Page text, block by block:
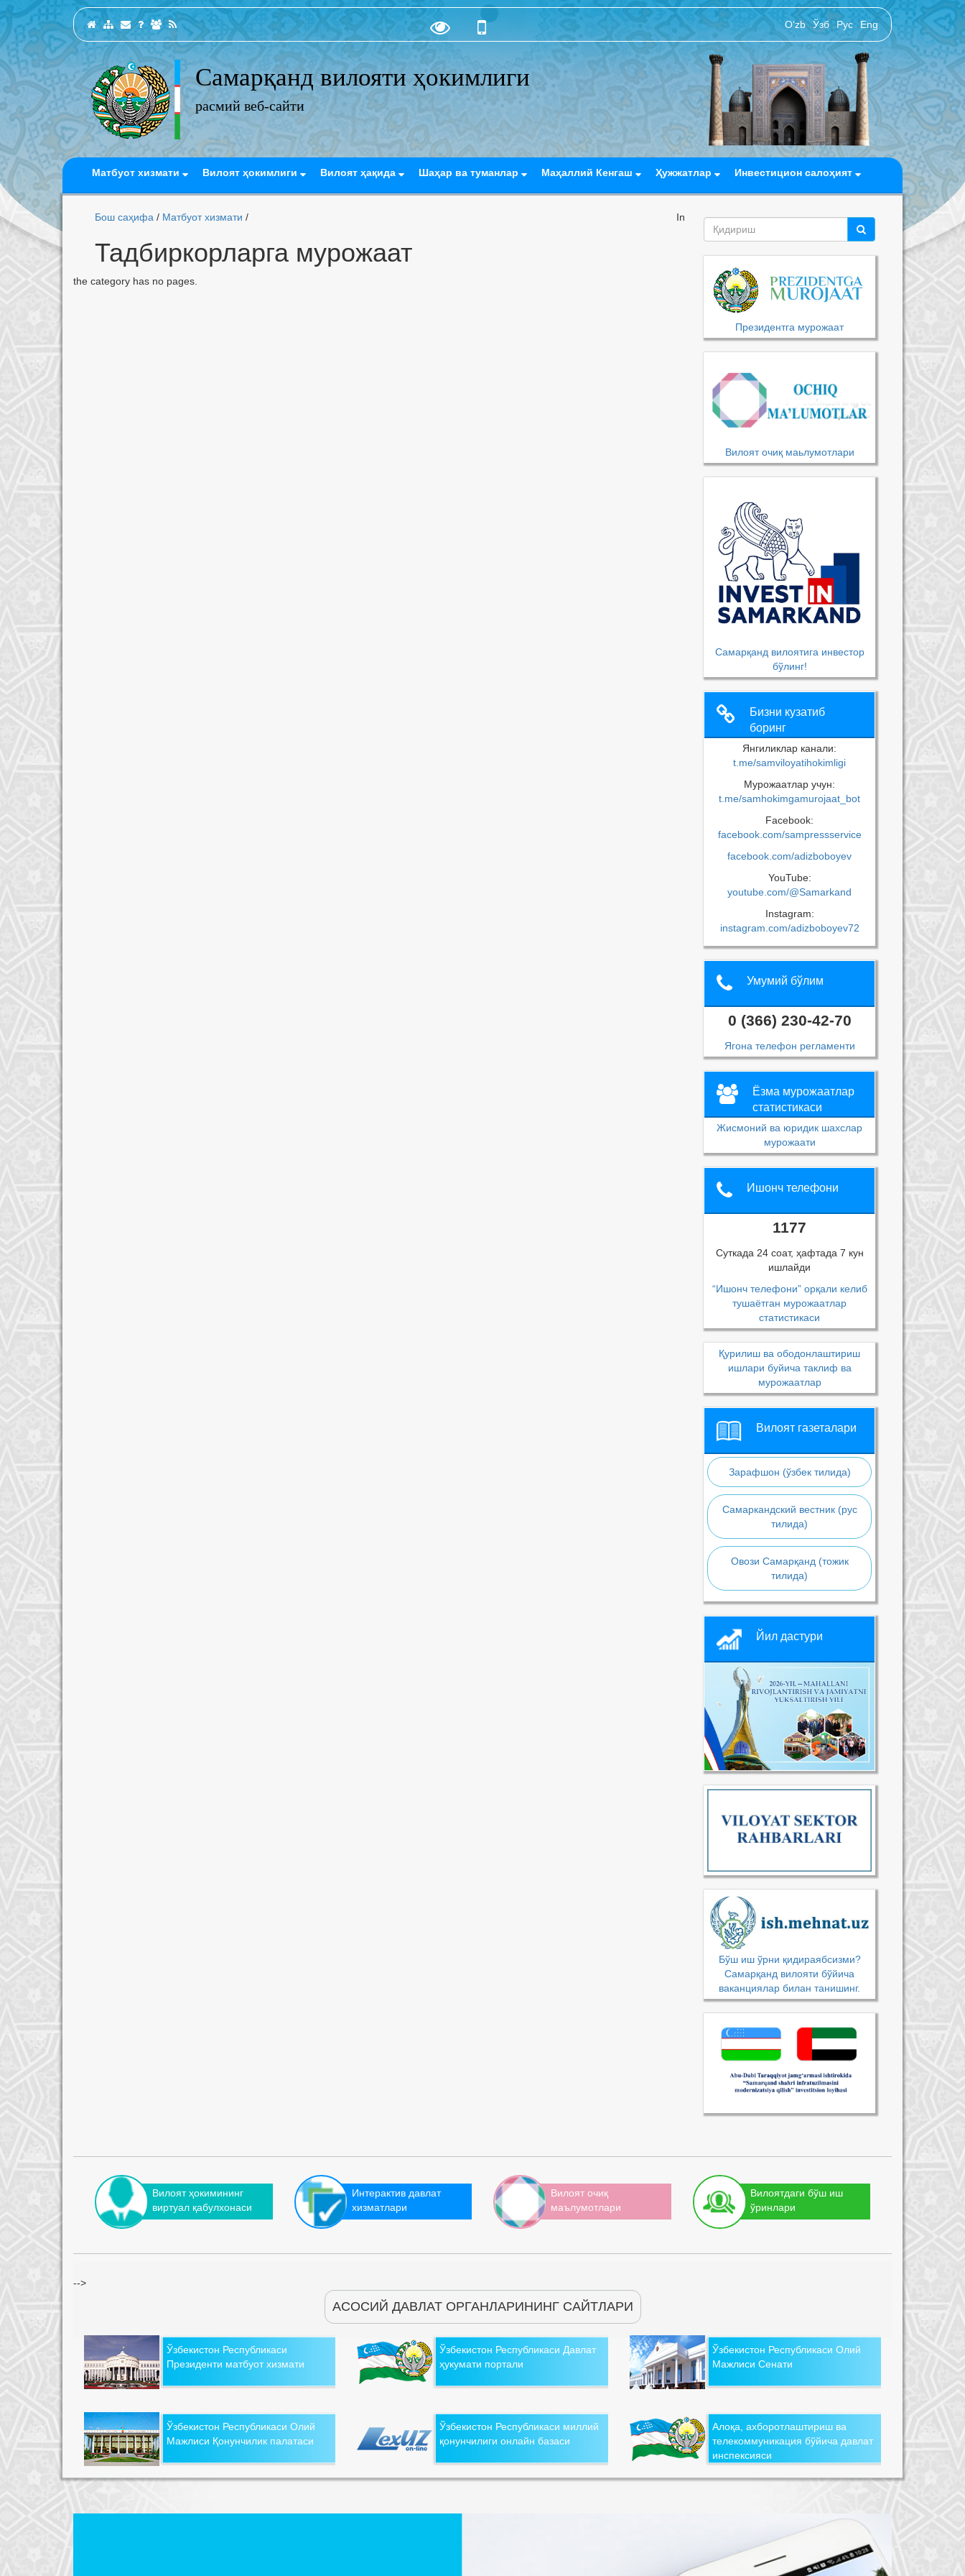
O‘zb Ўзб Рус Eng
Самарқанд вилояти ҳокимлиги
расмий веб-сайти
Матбуот хизмати Вилоят ҳокимлиги Вилоят ҳақида Шаҳар ва туманлар Маҳаллий Кенгаш Ҳужжатлар Инвестицион салоҳият
Бош саҳифа / Матбуот хизмати /
Тадбиркорларга мурожаат
In
the category has no pages.
Президентга мурожаат
Вилоят очиқ маьлумотлари
Самарқанд вилоятига инвестор
бўлинг!
Бизни кузатиб
боринг
Янгиликлар канали:
t.me/samviloyatihokimligi
Мурожаатлар учун:
t.me/samhokimgamurojaat_bot
Facebook:
facebook.com/sampressservice
facebook.com/adizboboyev
YouTube:
youtube.com/@Samarkand
Instagram:
instagram.com/adizboboyev72
Умумий бўлим
0 (366) 230-42-70
Ягона телефон регламенти
Ёзма мурожаатлар
статистикаси
Жисмоний ва юридик шахслар
мурожаати
Ишонч телефони
1177
Суткада 24 соат, ҳафтада 7 кун
ишлайди
“Ишонч телефони” орқали келиб
тушаётган мурожаатлар
статистикаси
Қурилиш ва ободонлаштириш
ишлари буйича таклиф ва
мурожаатлар
Вилоят газеталари
Зарафшон (ўзбек тилида)
Самаркандский вестник (рус
тилида)
Овози Самарқанд (тожик
тилида)
Йил дастури
Бўш иш ўрни қидираябсизми?
Самарқанд вилояти бўйича
ваканциялар билан танишинг.
Вилоят ҳокимининг
виртуал қабулхонаси
Интерактив давлат
хизматлари
Вилоят очиқ
маълумотлари
Вилоятдаги бўш иш
ўринлари
-->
АСОСИЙ ДАВЛАТ ОРГАНЛАРИНИНГ САЙТЛАРИ
Ўзбекистон Республикаси
Президенти матбуот хизмати
Ўзбекистон Республикаси Давлат
ҳукумати портали
Ўзбекистон Республикаси Олий
Мажлиси Сенати
Ўзбекистон Республикаси Олий
Мажлиси Қонунчилик палатаси
Ўзбекистон Республикаси миллий
қонунчилиги онлайн базаси
Алоқа, ахборотлаштириш ва
телекоммуникация бўйича давлат
инспексияси